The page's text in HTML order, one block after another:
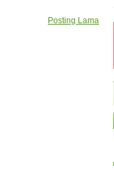
Posting Lama